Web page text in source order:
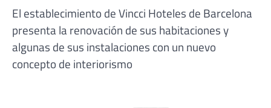
El establecimiento de Vincci Hoteles de Barcelona
presenta la renovación de sus habitaciones y
algunas de sus instalaciones con un nuevo
concepto de interiorismo